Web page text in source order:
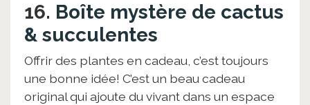
16. Boîte mystère de cactus
& succulentes
Offrir des plantes en cadeau, c’est toujours
une bonne idée! C’est un beau cadeau
original qui ajoute du vivant dans un espace